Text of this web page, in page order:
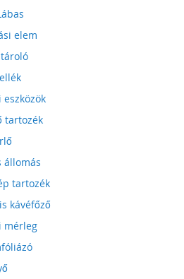
elem
eszközök
tartozék
állomás
tartozék
kávéfőző
mérleg